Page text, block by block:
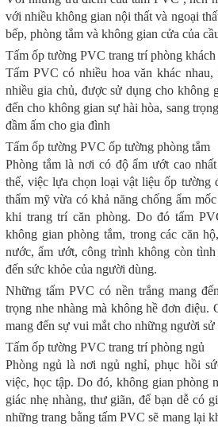
với nhiều không gian nội thất và ngoại
bếp, phòng tắm và không gian cửa của
Tấm ốp tường PVC trang trí phòng khách
Tấm PVC có nhiều hoa văn khác
nhiều gia chủ, được sử dụng cho không
đến cho không gian sự hài hòa, sang
đầm ấm cho gia đình
Tấm ốp tường PVC ốp tường phòng tắm
Phòng tắm là nơi có độ ẩm ướt cao
thế, việc lựa chọn loại vật liệu ốp tường
thẩm mỹ vừa có khả năng chống ẩm
khi trang trí căn phòng. Do đó tấm
không gian phòng tắm, trong các căn
nước, ẩm ướt, công trình không còn
đến sức khỏe của người dùng.
Những tấm PVC có nền trắng mang
trọng nhe nhàng mà không hề đơn điệu.
mang đến sự vui mắt cho những người
Tấm ốp tường PVC trang trí phòng ngủ
Phòng ngủ là nơi ngủ nghỉ, phục hồi
việc, học tập. Do đó, không gian phòng
giác nhẹ nhàng, thư giãn, để bạn dễ có
những trang bằng tấm PVC sẽ mang lại